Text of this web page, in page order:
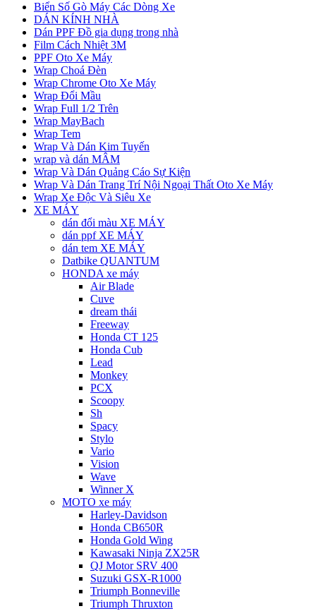
Biển Số Gò Máy Các Dòng Xe
DÁN KÍNH NHÀ
Dán PPF Đồ gia dụng trong nhà
Film Cách Nhiệt 3M
PPF Oto Xe Máy
Wrap Choá Đèn
Wrap Chrome Oto Xe Máy
Wrap Đổi Mầu
Wrap Full 1/2 Trên
Wrap MayBach
Wrap Tem
Wrap Và Dán Kim Tuyến
wrap và dán MÂM
Wrap Và Dán Quảng Cáo Sự Kiện
Wrap Và Dán Trang Trí Nội Ngoại Thất Oto Xe Máy
Wrap Xe Độc Và Siêu Xe
XE MÁY
dán đổi màu XE MÁY
dán ppf XE MÁY
dán tem XE MÁY
Datbike QUANTUM
HONDA xe máy
Air Blade
Cuve
dream thái
Freeway
Honda CT 125
Honda Cub
Lead
Monkey
PCX
Scoopy
Sh
Spacy
Stylo
Vario
Vision
Wave
Winner X
MOTO xe máy
Harley-Davidson
Honda CB650R
Honda Gold Wing
Kawasaki Ninja ZX25R
QJ Motor SRV 400
Suzuki GSX-R1000
Triumph Bonneville
Triumph Thruxton